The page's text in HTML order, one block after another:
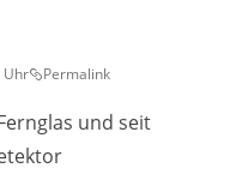
Uhr Permalink
und seit